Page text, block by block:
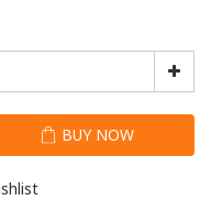
BUY NOW